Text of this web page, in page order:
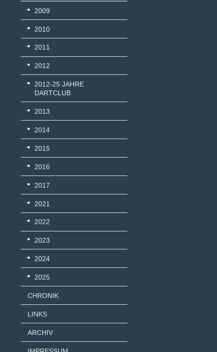
2009
2010
2011
2012
2012-25 JAHRE
DARTCLUB
2013
2014
2015
2016
2017
2021
2022
2023
2024
2025
CHRONIK
LINKS
ARCHIV